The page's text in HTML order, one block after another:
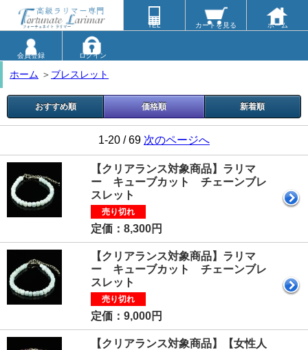
TEL カートを見る ホーム
会員登録 ログイン
ホーム ＞ ブレスレット
おすすめ順 価格順 新着順
1-20 / 69 次のページへ
【クリアランス対象商品】ラリマ
ー キューブカット チェーンブレ
スレット
売り切れ
定価：8,300円
【クリアランス対象商品】ラリマ
ー キューブカット チェーンブレ
スレット
売り切れ
定価：9,000円
【クリアランス対象商品】【女性人